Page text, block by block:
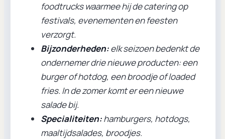
foodtrucks waarmee hij de catering op
festivals, evenementen en feesten
verzorgt.
Bijzonderheden:elk seizoen bedenkt de
ondernemer drie nieuwe producten: een
burger of hotdog, een broodje of loaded
fries. In de zomer komt er een nieuwe
salade bij.
Specialiteiten:hamburgers, hotdogs,
maaltijdsalades, broodjes.